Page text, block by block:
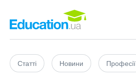
Статті Новини Професії